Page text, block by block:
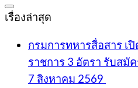
เรื่องล่าสุด
กรมการทหารสื่อสาร เ
ราชการ 3 อัตรา รับสมั
7 สิงหาคม 2569